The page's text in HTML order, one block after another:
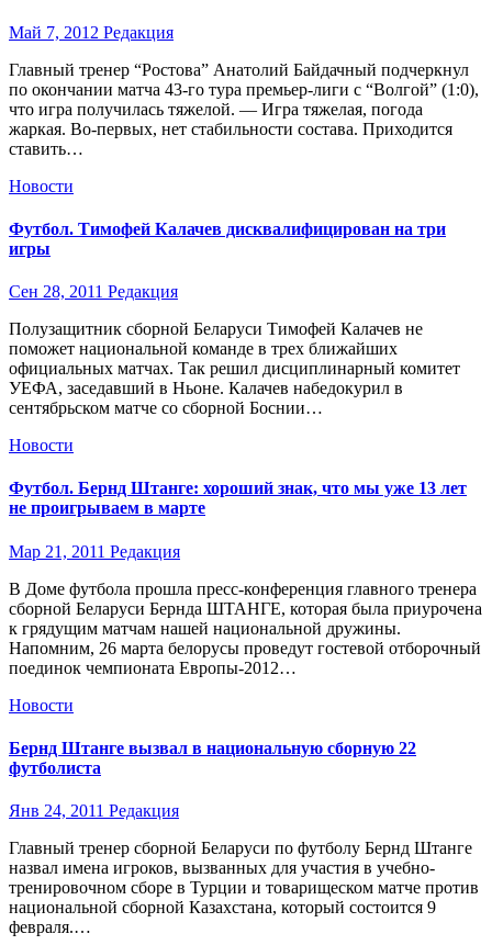
Май 7, 2012 Редакция
Главный тренер “Ростова” Анатолий Байдачный подчеркнул
по окончании матча 43-го тура премьер-лиги с “Волгой” (1:0),
что игра получилась тяжелой. — Игра тяжелая, погода
жаркая. Во-первых, нет стабильности состава. Приходится
ставить…
Новости
Футбол. Тимофей Калачев дисквалифицирован на три
игры
Сен 28, 2011 Редакция
Полузащитник сборной Беларуси Тимофей Калачев не
поможет национальной команде в трех ближайших
официальных матчах. Так решил дисциплинарный комитет
УЕФА, заседавший в Ньоне. Калачев набедокурил в
сентябрьском матче со сборной Боснии…
Новости
Футбол. Бернд Штанге: хороший знак, что мы уже 13 лет
не проигрываем в марте
Мар 21, 2011 Редакция
В Доме футбола прошла пресс-конференция главного тренера
сборной Беларуси Бернда ШТАНГЕ, которая была приурочена
к грядущим матчам нашей национальной дружины.
Напомним, 26 марта белорусы проведут гостевой отборочный
поединок чемпионата Европы-2012…
Новости
Бернд Штанге вызвал в национальную сборную 22
футболиста
Янв 24, 2011 Редакция
Главный тренер сборной Беларуси по футболу Бернд Штанге
назвал имена игроков, вызванных для участия в учебно-
тренировочном сборе в Турции и товарищеском матче против
национальной сборной Казахстана, который состоится 9
февраля.…